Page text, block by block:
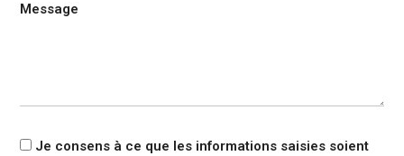
Message
Je consens à ce que les informations saisies soient